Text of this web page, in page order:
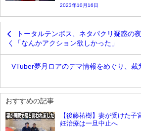
2023年10月16日
トータルテンボス、ネタパクリ疑惑の
く「なんかアクション欲しかった」
VTuber夢月ロアのデマ情報をめぐり、裁
おすすめの記事
【後藤祐樹】妻が受けた
妊治療は一旦中止へ